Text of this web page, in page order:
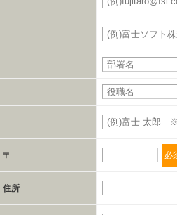
開催する企業/団体
報取扱に関する覚書の締結を行います。
合わせ窓口について
保有する保有個人データの利用目的の通知
〒 必
住所